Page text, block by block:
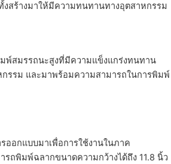
งสร้างมาให้มีความทนทานทางอุตสาหกรรม
มพ์สมรรถนะสูงที่มีความแข็งแกร่งทนทาน
รรม และมาพร้อมความสามารถในการพิมพ์
ออกแบบมาเพื่อการใช้งานในภาค
รถพิมพ์ฉลากขนาดความกว้างได้ถึง 11.8 นิ้ว